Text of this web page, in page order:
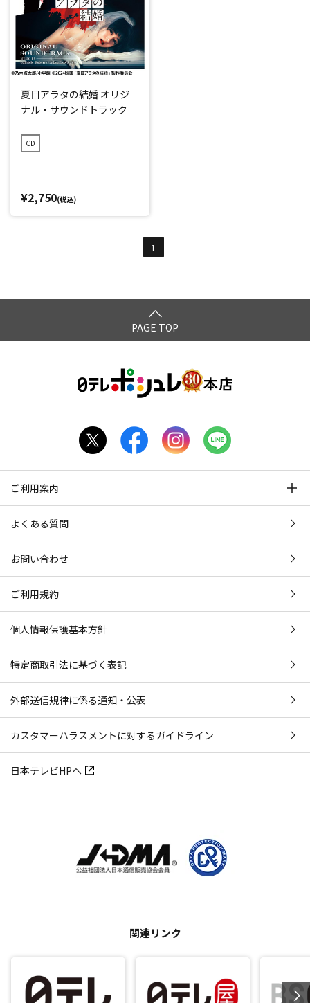
夏目アラタの結婚 オリジ
ナル・サウンドトラック
CD
¥2,750(税込)
1
PAGE TOP
ご利用案内
よくある質問
お問い合わせ
ご利用規約
個人情報保護基本方針
特定商取引法に基づく表記
外部送信規律に係る通知・公表
カスタマーハラスメントに対するガイドライン
日本テレビHPへ
関連リンク